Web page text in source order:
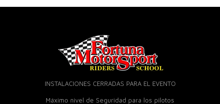
INSTALACIONES CERRADAS PARA EL EVENTO
Máximo nivel de Seguridad para los pilotos